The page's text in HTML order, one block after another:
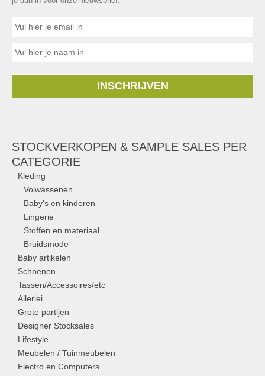
INSCHRIJVEN
STOCKVERKOPEN & SAMPLE SALES PER
CATEGORIE
Kleding
Volwassenen
Baby's en kinderen
Lingerie
Stoffen en materiaal
Bruidsmode
Baby artikelen
Schoenen
Tassen/Accessoires/etc
Allerlei
Grote partijen
Designer Stocksales
Lifestyle
Meubelen / Tuinmeubelen
Electro en Computers